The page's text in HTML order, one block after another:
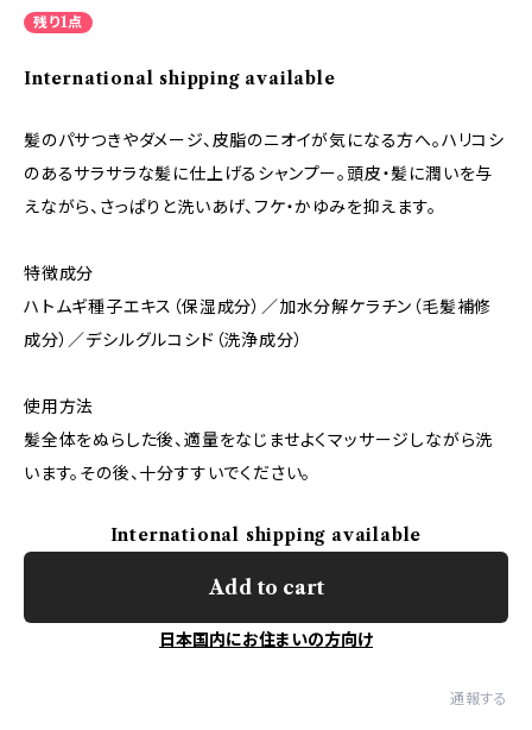
残り1点
International shipping available
髪のパサつきやダメージ、皮脂のニオイが気になる方へ。ハリコシ
のあるサラサラな髪に仕上げるシャンプー。頭皮・髪に潤いを与
えながら、さっぱりと洗いあげ、フケ・かゆみを抑えます。
特徴成分
ハトムギ種子エキス（保湿成分）／加水分解ケラチン（毛髪補修
成分）／デシルグルコシド（洗浄成分）
使用方法
髪全体をぬらした後、適量をなじませよくマッサージしながら洗
います。その後、十分すすいでください。
International shipping available
Add to cart
日本国内にお住まいの方向け
通報する